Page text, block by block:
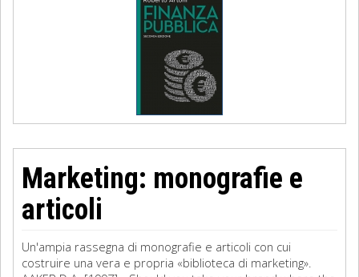
Marketing: monografie e
articoli
Un'ampia rassegna di monografie e articoli con cui
costruire una vera e propria «biblioteca di marketing».